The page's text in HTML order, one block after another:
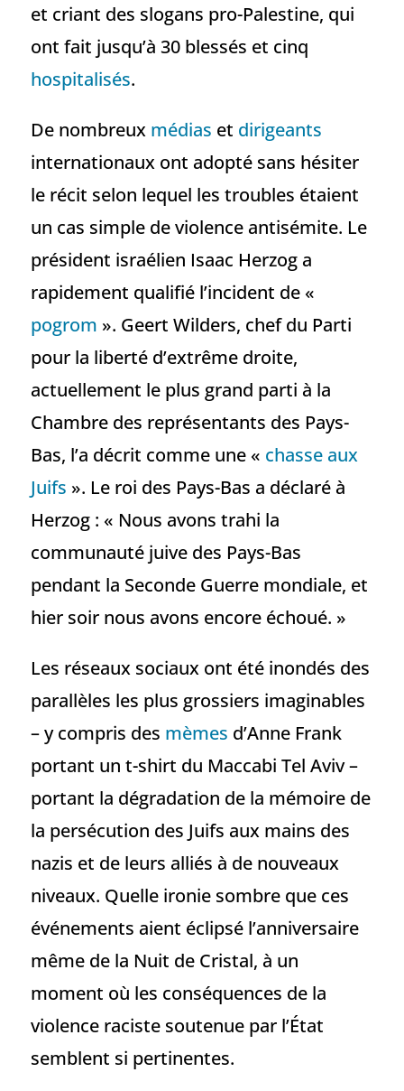
et criant des slogans pro-Palestine, qui
ont fait jusqu’à 30 blessés et cinq
hospitalisés.
De nombreux médias et dirigeants
internationaux ont adopté sans hésiter
le récit selon lequel les troubles étaient
un cas simple de violence antisémite. Le
président israélien Isaac Herzog a
rapidement qualifié l’incident de «
pogrom ». Geert Wilders, chef du Parti
pour la liberté d’extrême droite,
actuellement le plus grand parti à la
Chambre des représentants des Pays-
Bas, l’a décrit comme une « chasse aux
Juifs ». Le roi des Pays-Bas a déclaré à
Herzog : « Nous avons trahi la
communauté juive des Pays-Bas
pendant la Seconde Guerre mondiale, et
hier soir nous avons encore échoué. »
Les réseaux sociaux ont été inondés des
parallèles les plus grossiers imaginables
– y compris des mèmes d’Anne Frank
portant un t-shirt du Maccabi Tel Aviv –
portant la dégradation de la mémoire de
la persécution des Juifs aux mains des
nazis et de leurs alliés à de nouveaux
niveaux. Quelle ironie sombre que ces
événements aient éclipsé l’anniversaire
même de la Nuit de Cristal, à un
moment où les conséquences de la
violence raciste soutenue par l’État
semblent si pertinentes.